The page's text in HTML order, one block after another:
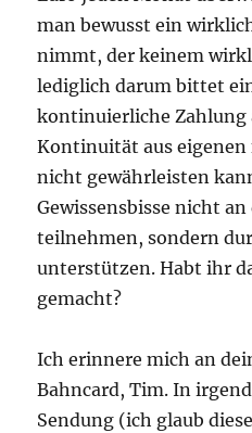
man bewusst ein
nimmt, der keinem
lediglich darum bittet
kontinuierliche Zahlung
Kontinuität aus
nicht gewährleisten
Gewissensbisse nicht
teilnehmen, sondern
unterstützen. Habt ihr
gemacht?
Ich erinnere mich an
Bahncard, Tim. In
Sendung (ich glaub